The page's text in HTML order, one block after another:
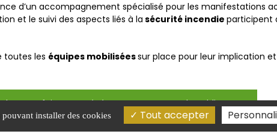
d’un accompagnement spécialisé pour les manifestations
et le suivi des aspects liés à lasécurité incendie participent
toutes les équipes mobiliséessur place pour leur implication
une foire ou un événement recevant du public ?
installer des cookies Tout accepter